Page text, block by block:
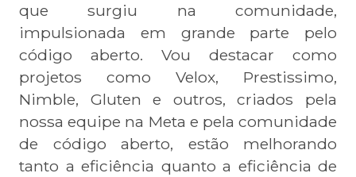
que surgiu na comunidade,
impulsionada em grande parte pelo
código aberto. Vou destacar como
projetos como Velox, Prestissimo,
Nimble, Gluten e outros, criados pela
nossa equipe na Meta e pela comunidade
de código aberto, estão melhorando
tanto a eficiência quanto a eficiência de